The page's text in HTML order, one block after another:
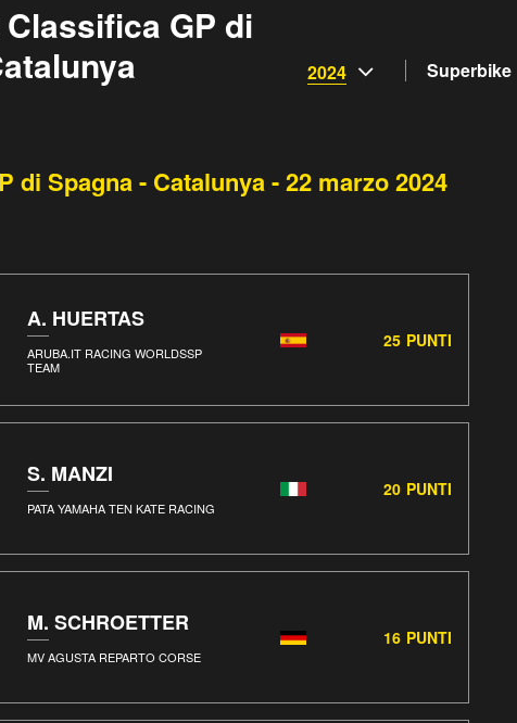
Superbike
GP di
2024
di Spagna - Catalunya - 22 marzo 2024
A. HUERTAS
ARUBA.IT RACING WORLDSSP
TEAM
25 PUNTI
S. MANZI
PATA YAMAHA TEN KATE RACING
20 PUNTI
M. SCHROETTER
MV AGUSTA REPARTO CORSE
16 PUNTI